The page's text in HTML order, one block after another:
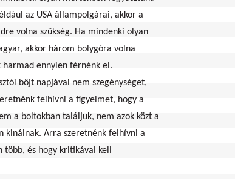
az USA állampolgárai, akkor a
volna szükség. Ha mindenki olyan
akkor három bolygóra volna
harmad ennyien férnénk el.
böjt napjával nem szegénységet,
felhívni a figyelmet, hogy a
a boltokban találjuk, nem azok közt a
kinálnak. Arra szeretnénk felhívni a
és hogy kritikával kell